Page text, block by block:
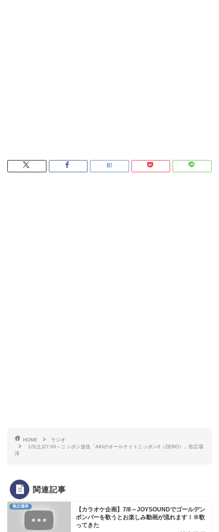
HOME
ラジオ
1/5(土)27:00～ニッポン放送「AKIのオールナイトニッポン0（ZERO）」歌広場
淳
関連記事
歌広場淳
【カラオケ企画】7/8～JOYSOUNDでゴールデン
ボンバーを歌うとお楽しみ動画が流れます！※歌
ってきた